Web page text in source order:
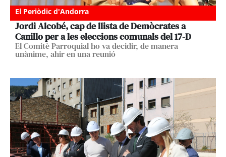
El Periòdic d'Andorra
Jordi Alcobé, cap de llista de Demòcrates a
Canillo per a les eleccions comunals del 17-D
El Comitè Parroquial ho va decidir, de manera
unànime, ahir en una reunió